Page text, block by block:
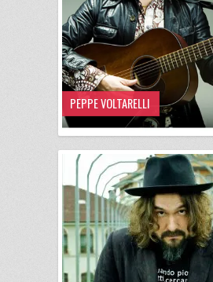
PEPPE VOLTARELLI